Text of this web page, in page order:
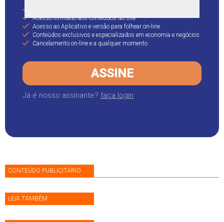
Acesso ilimitado aos conteúdos do site
Acesso ao Aplicativo e versão para folhear on-line
Conteúdos exclusivos e especializados em economia e negócios
Cancelamento on-line e a qualquer momento
ASSINE
Já é nosso assinante? faça login
CONTEÚDO PUBLICITÁRIO
LEIA TAMBÉM